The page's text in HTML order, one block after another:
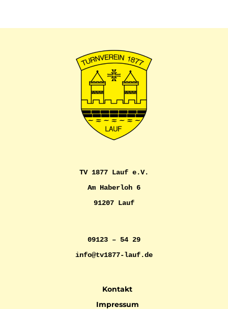
TV 1877 Lauf e.V.
Am Haberloh 6
91207 Lauf
09123 – 54 29
info@tv1877-lauf.de
Kontakt
Impressum